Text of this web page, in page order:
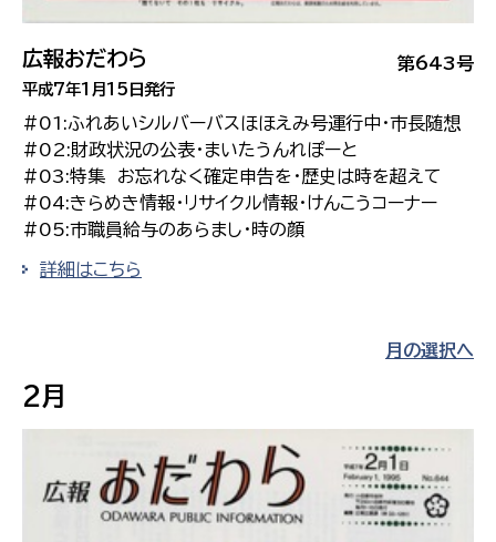
第643号
広報おだわら
平成7年1月15日発行
#01:ふれあいシルバーバスほほえみ号運行中・市長随想
#02:財政状況の公表・まいたうんれぽーと
#03:特集 お忘れなく確定申告を・歴史は時を超えて
#04:きらめき情報・リサイクル情報・けんこうコーナー
#05:市職員給与のあらまし・時の顔
詳細はこちら
月の選択へ
2月